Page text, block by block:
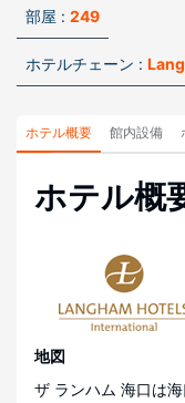
部屋 : 249
ホテルチェーン :
ホテル概要 館内設備
ホテル概
地図
ザ ランハム 海口は